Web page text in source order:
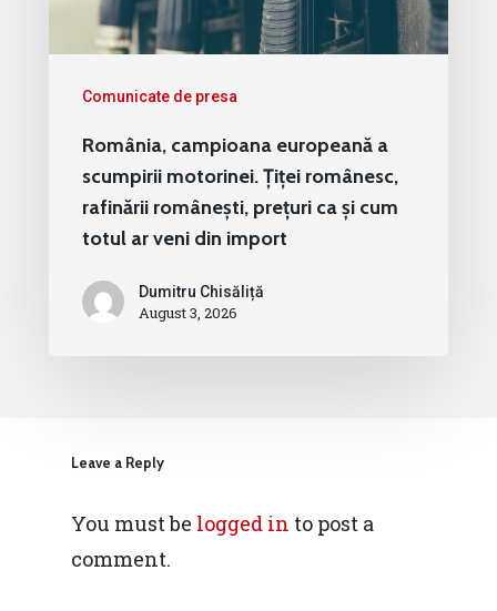
Comunicate de presa
România, campioana europeană a
scumpirii motorinei. Țiței românesc,
rafinării românești, prețuri ca și cum
totul ar veni din import
Dumitru Chisăliță
August 3, 2026
Leave a Reply
You must be logged in to post a
comment.